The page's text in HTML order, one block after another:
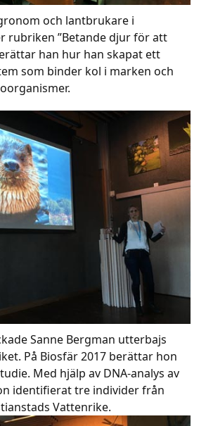
och lantbrukare i
rubriken ”Betande djur för att
han hur han skapat ett
som binder kol i marken och
Sanne Bergman utterbajs
På Biosfär 2017 berättar hon
Med hjälp av DNA-analys av
identifierat tre individer från
Vattenrike.